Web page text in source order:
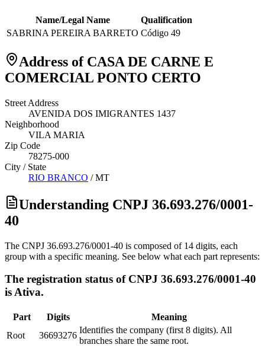
Name/Legal Name
Qualification
SABRINA PEREIRA BARRETO Código 49
Address of CASA DE CARNE E
COMERCIAL PONTO CERTO
Street Address
AVENIDA DOS IMIGRANTES 1437
Neighborhood
VILA MARIA
Zip Code
78275-000
City / State
RIO BRANCO /MT
Understanding CNPJ 36.693.276/0001-
40
The CNPJ 36.693.276/0001-40 is composed of 14 digits, each
group with a specific meaning. See below what each part represents:
The registration status of CNPJ 36.693.276/0001-40
is Ativa.
Part Digits
Meaning
Root
36693276
Identifies the company (first 8 digits). All
branches share the same root.